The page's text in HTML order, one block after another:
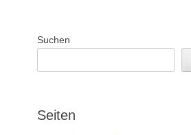
Suchen
Seiten